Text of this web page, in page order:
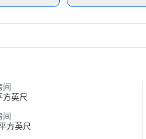
间
方英尺
间
方英尺